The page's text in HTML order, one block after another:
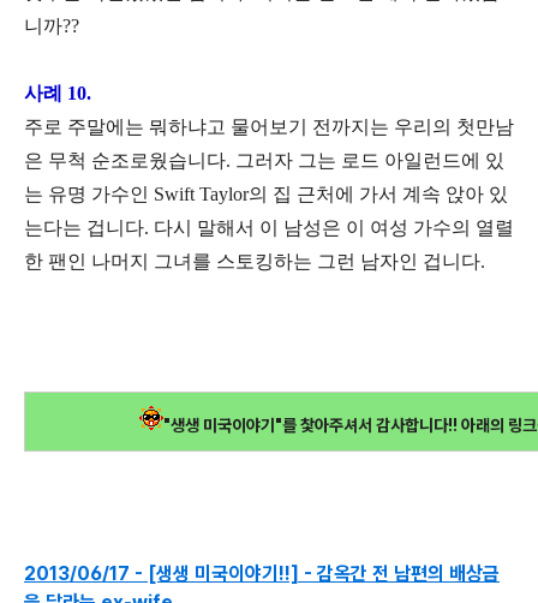
니까??
사례 10.
주로 주말에는 뭐하냐고 물어보기 전까지는 우리의 첫만남
은 무척 순조로웠습니다. 그러자 그는 로드 아일런드에 있
는 유명 가수인 Swift Taylor의 집 근처에 가서 계속 앉아 있
는다는 겁니다. 다시 말해서 이 남성은 이 여성 가수의 열렬
한 팬인 나머지 그녀를 스토킹하는 그런 남자인 겁니다.
"생생 미국이야기"를 찿아주셔서 감사합니다!! 아래의 링
2013/06/17 - [생생 미국이야기!!] - 감옥간 전 남편의 배상금